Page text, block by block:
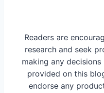
Readers are
research and seek
making any
provided on this
endorse any